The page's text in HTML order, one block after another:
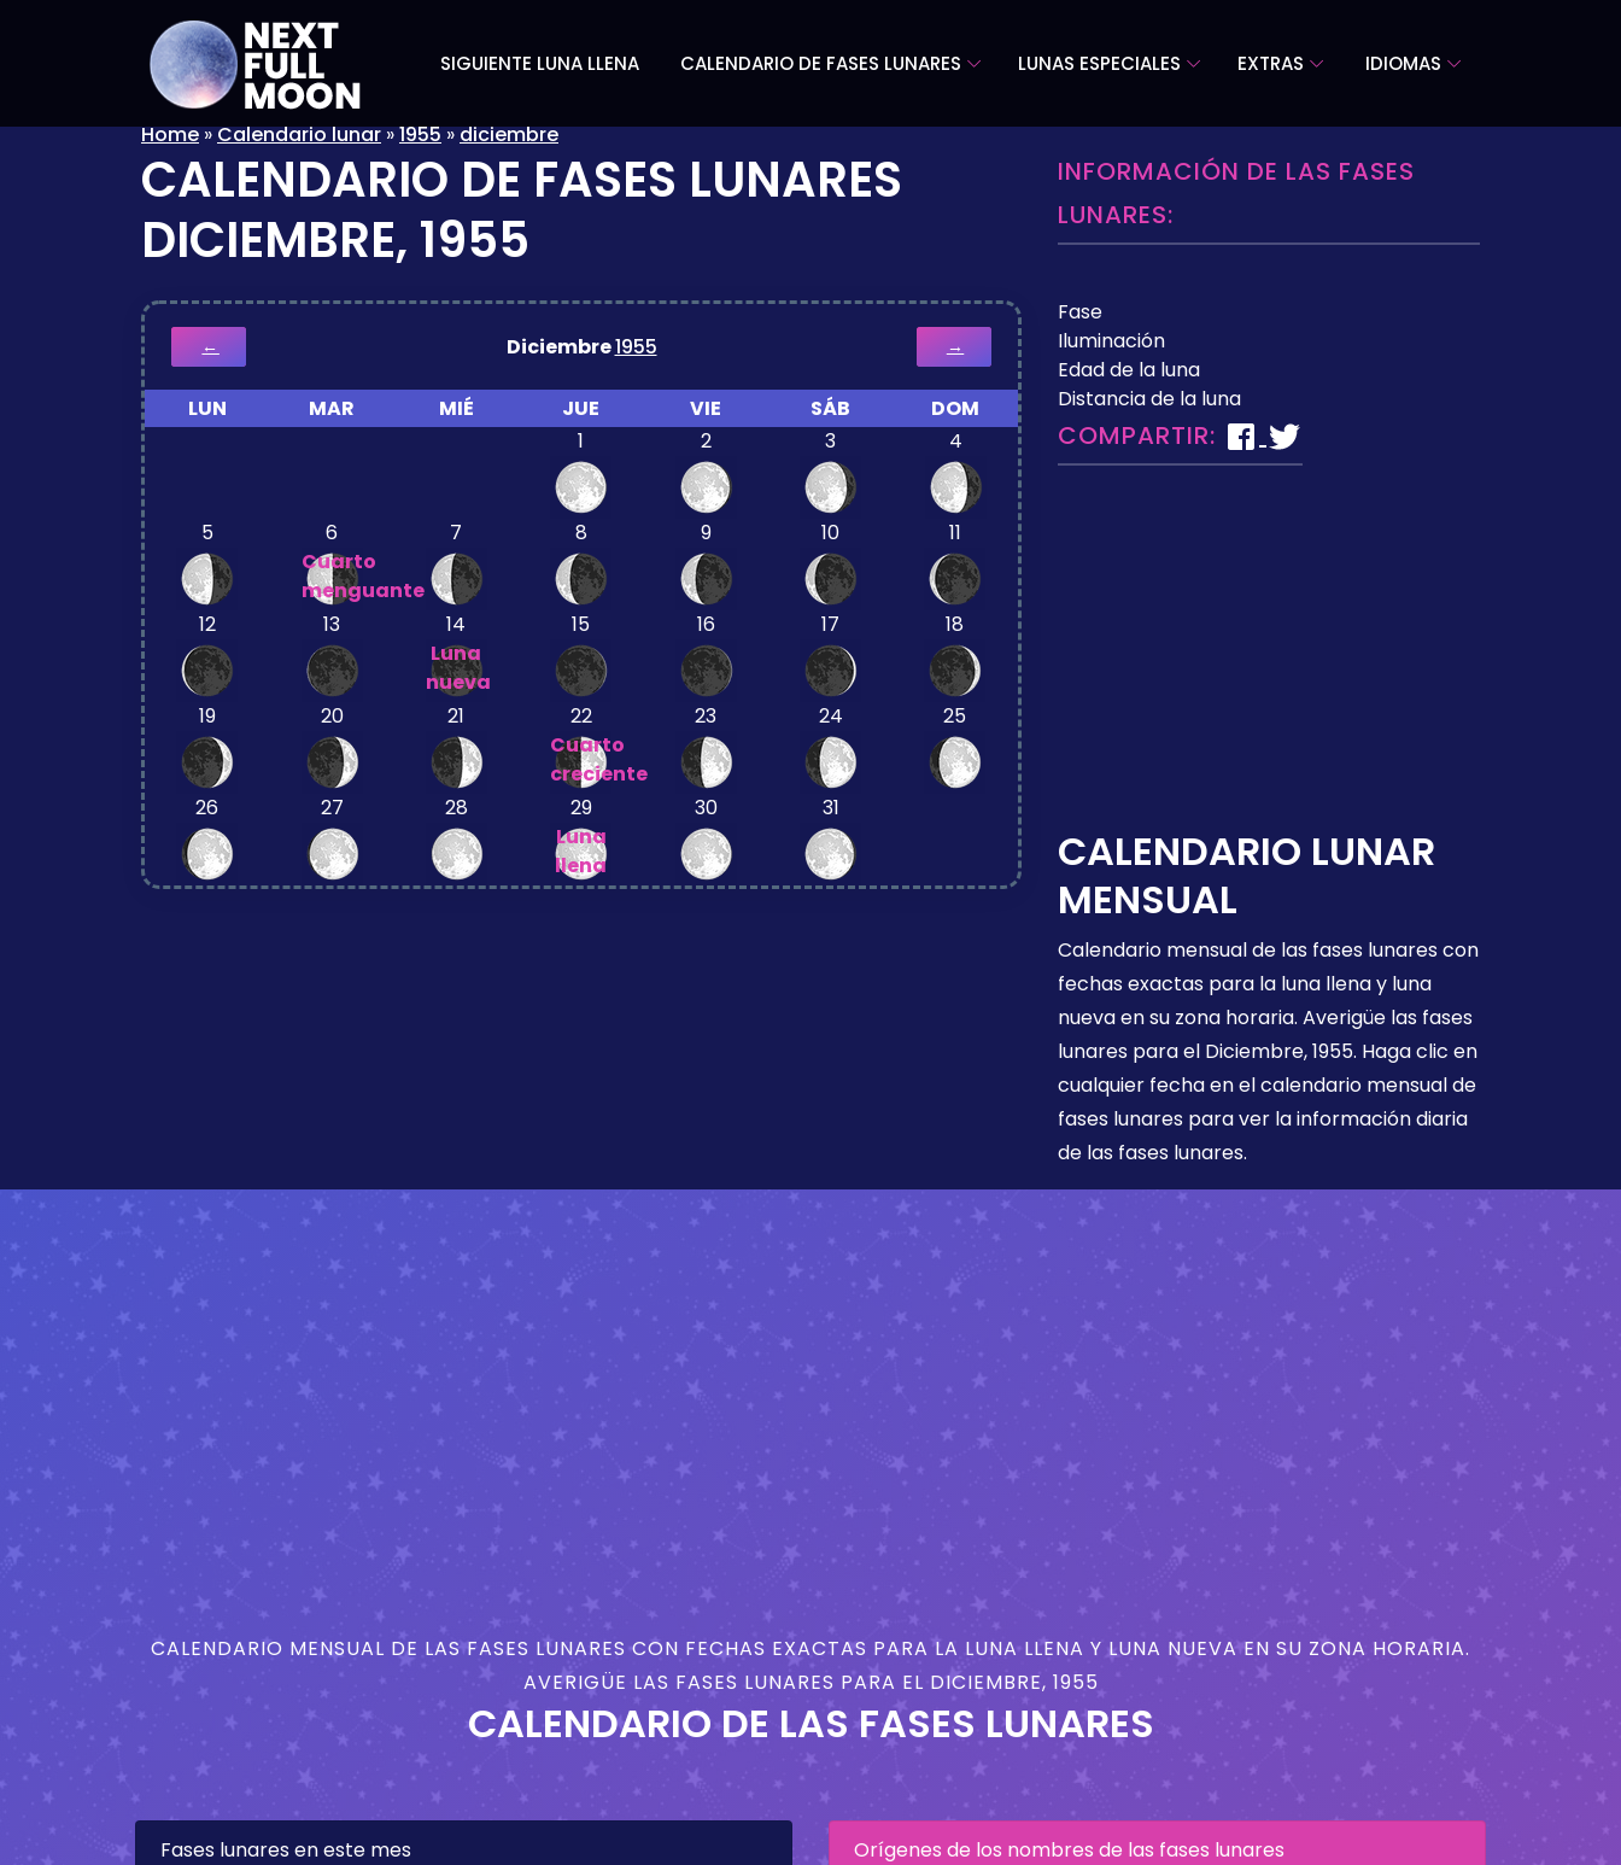
SIGUIENTE LUNA LLENA CALENDARIO DE FASES LUNARES LUNAS ESPECIALES EXTRAS IDIOMAS
Home»Calendario lunar»1955»diciembre
CALENDARIO DE FASES LUNARES
DICIEMBRE, 1955
← Diciembre1955 →
LUN MAR MIÉ JUE VIE SÁB
DOM
1
2 3 4
5
6
Cuarto
menguante
7 8 9 10 11
12 13
14
Luna
nueva
15 16 17 18
19 20 21
22
Cuarto
creciente
23 24 25
26 27 28
29
Luna
llena
30 31
INFORMACIÓN DE LAS FASES
LUNARES:
Fase
Iluminación
Edad de la luna
Distancia de la luna
COMPARTIR:
CALENDARIO LUNAR
MENSUAL
Calendario mensual de las fases lunares con
fechas exactas para la luna llena y luna
nueva en su zona horaria. Averigüe las fases
lunares para el Diciembre, 1955. Haga clic en
cualquier fecha en el calendario mensual de
fases lunares para ver la información diaria
de las fases lunares.
CALENDARIO MENSUAL DE LAS FASES LUNARES CON FECHAS EXACTAS PARA LA LUNA LLENA Y LUNA NUEVA EN SU ZONA HORARIA.
AVERIGÜE LAS FASES LUNARES PARA EL DICIEMBRE, 1955
CALENDARIO DE LAS FASES LUNARES
Fases lunares en este mes Orígenes de los nombres de las fases lunares